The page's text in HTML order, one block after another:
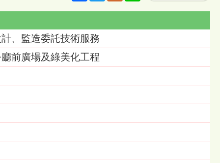
、監造委託技術服務
前廣場及綠美化工程